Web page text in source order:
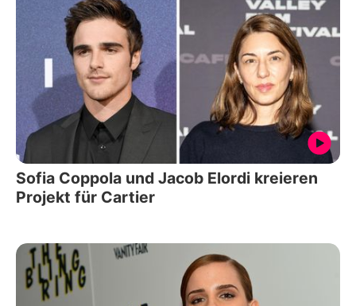
Sofia Coppola und Jacob Elordi kreieren
Projekt für Cartier